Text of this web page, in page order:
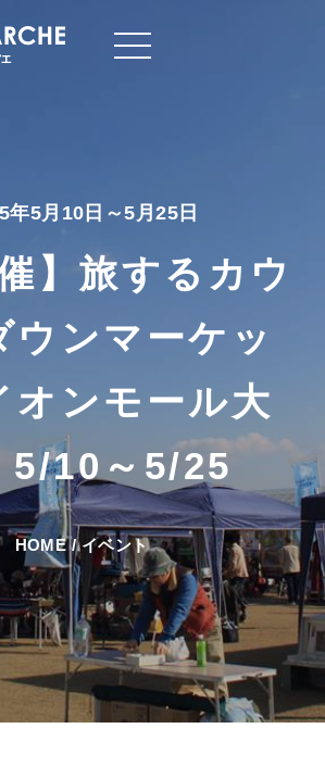
年5月10日～5月25日
】旅するカウ
ウンマーケッ
ンモール大
10～5/25
HOME/イベント